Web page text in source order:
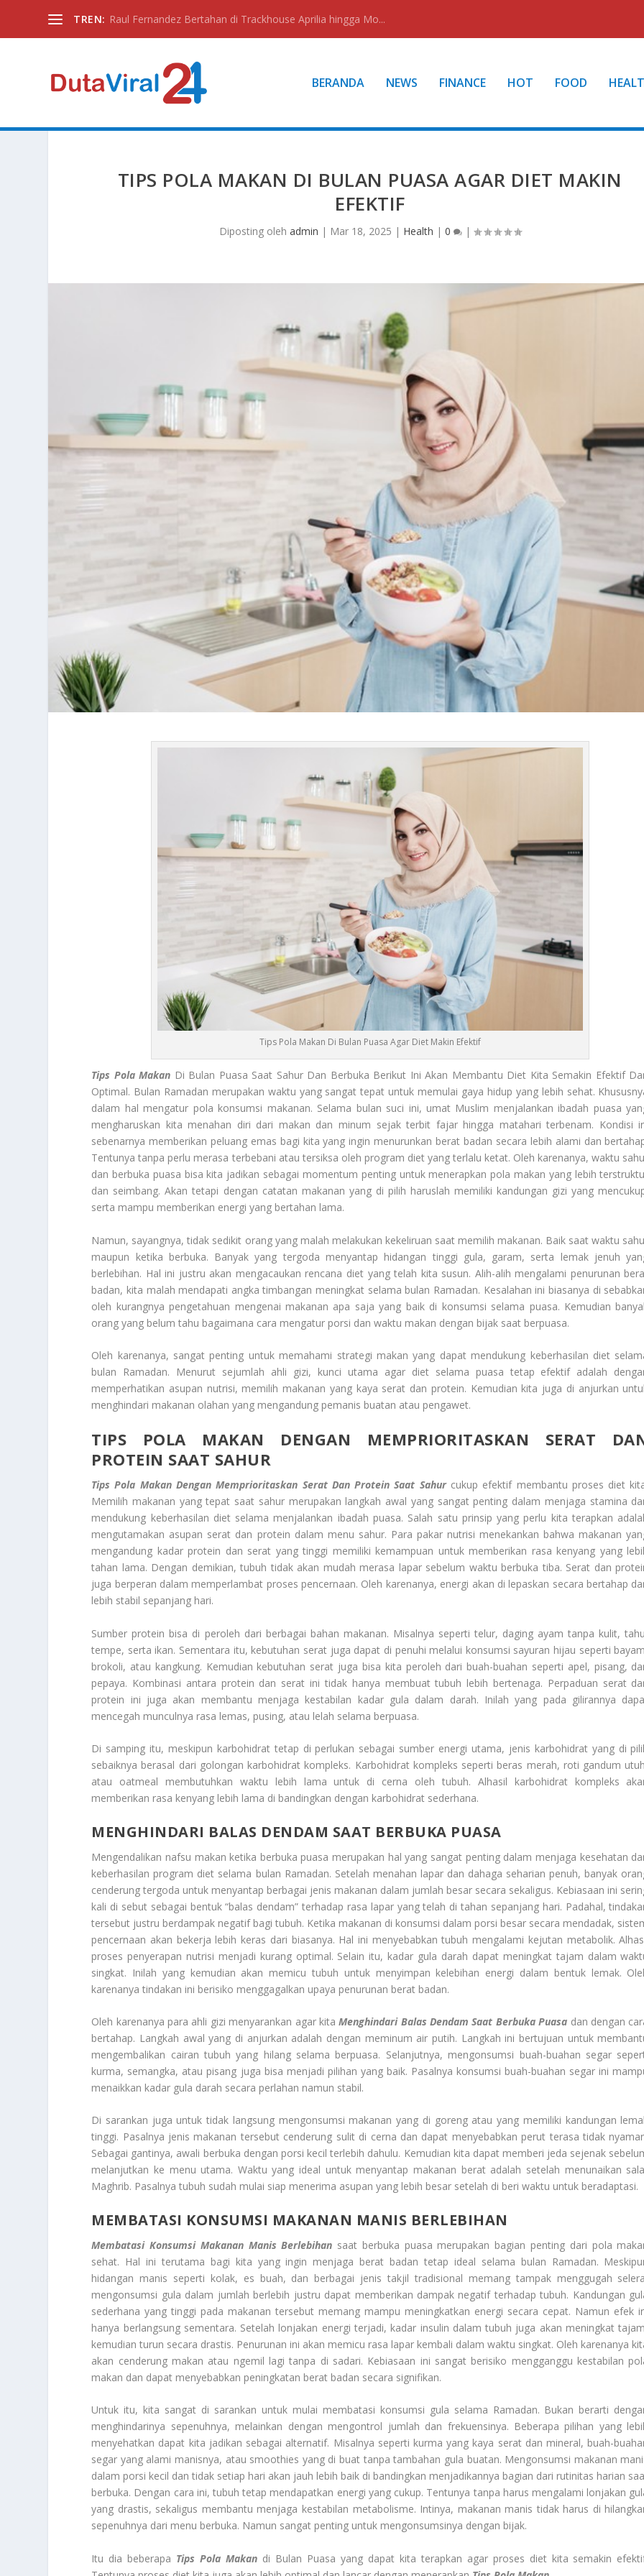
TREN: Raul Fernandez Bertahan di Trackhouse Aprilia hingga Mo...
BERANDA NEWS FINANCE HOT FOOD
TIPS POLA MAKAN DI BULAN PUASA AGAR DIET MAKIN
EFEKTIF
Diposting oleh admin | Mar 18, 2025 | Health | 0 |
Tips Pola Makan Di Bulan Puasa Agar Diet Makin Efektif
Tips Pola Makan Di Bulan Puasa Saat Sahur Dan Berbuka Berikut Ini Akan Membantu Diet Kita Semakin Efektif
Optimal. Bulan Ramadan merupakan waktu yang sangat tepat untuk memulai gaya hidup yang lebih sehat.
dalam hal mengatur pola konsumsi makanan. Selama bulan suci ini, umat Muslim menjalankan ibadah puasa
mengharuskan kita menahan diri dari makan dan minum sejak terbit fajar hingga matahari terbenam. Kondisi
sebenarnya memberikan peluang emas bagi kita yang ingin menurunkan berat badan secara lebih alami dan
Tentunya tanpa perlu merasa terbebani atau tersiksa oleh program diet yang terlalu ketat. Oleh karenanya, waktu
dan berbuka puasa bisa kita jadikan sebagai momentum penting untuk menerapkan pola makan yang lebih
dan seimbang. Akan tetapi dengan catatan makanan yang di pilih haruslah memiliki kandungan gizi yang
serta mampu memberikan energi yang bertahan lama.
Namun, sayangnya, tidak sedikit orang yang malah melakukan kekeliruan saat memilih makanan. Baik saat waktu
maupun ketika berbuka. Banyak yang tergoda menyantap hidangan tinggi gula, garam, serta lemak jenuh
berlebihan. Hal ini justru akan mengacaukan rencana diet yang telah kita susun. Alih-alih mengalami penurunan
badan, kita malah mendapati angka timbangan meningkat selama bulan Ramadan. Kesalahan ini biasanya di
oleh kurangnya pengetahuan mengenai makanan apa saja yang baik di konsumsi selama puasa. Kemudian
orang yang belum tahu bagaimana cara mengatur porsi dan waktu makan dengan bijak saat berpuasa.
Oleh karenanya, sangat penting untuk memahami strategi makan yang dapat mendukung keberhasilan diet
bulan Ramadan. Menurut sejumlah ahli gizi, kunci utama agar diet selama puasa tetap efektif adalah
memperhatikan asupan nutrisi, memilih makanan yang kaya serat dan protein. Kemudian kita juga di anjurkan
menghindari makanan olahan yang mengandung pemanis buatan atau pengawet.
TIPS POLA MAKAN DENGAN MEMPRIORITASKAN SERAT
PROTEIN SAAT SAHUR
Tips Pola Makan Dengan Memprioritaskan Serat Dan Protein Saat Sahurcukup efektif membantu proses diet
Memilih makanan yang tepat saat sahur merupakan langkah awal yang sangat penting dalam menjaga stamina
mendukung keberhasilan diet selama menjalankan ibadah puasa. Salah satu prinsip yang perlu kita terapkan
mengutamakan asupan serat dan protein dalam menu sahur. Para pakar nutrisi menekankan bahwa makanan
mengandung kadar protein dan serat yang tinggi memiliki kemampuan untuk memberikan rasa kenyang yang
tahan lama. Dengan demikian, tubuh tidak akan mudah merasa lapar sebelum waktu berbuka tiba. Serat dan
juga berperan dalam memperlambat proses pencernaan. Oleh karenanya, energi akan di lepaskan secara bertahap
lebih stabil sepanjang hari.
Sumber protein bisa di peroleh dari berbagai bahan makanan. Misalnya seperti telur, daging ayam tanpa kulit,
tempe, serta ikan. Sementara itu, kebutuhan serat juga dapat di penuhi melalui konsumsi sayuran hijau seperti
brokoli, atau kangkung. Kemudian kebutuhan serat juga bisa kita peroleh dari buah-buahan seperti apel, pisang,
pepaya. Kombinasi antara protein dan serat ini tidak hanya membuat tubuh lebih bertenaga. Perpaduan serat
protein ini juga akan membantu menjaga kestabilan kadar gula dalam darah. Inilah yang pada gilirannya
mencegah munculnya rasa lemas, pusing, atau lelah selama berpuasa.
Di samping itu, meskipun karbohidrat tetap di perlukan sebagai sumber energi utama, jenis karbohidrat yang di
sebaiknya berasal dari golongan karbohidrat kompleks. Karbohidrat kompleks seperti beras merah, roti gandum
atau oatmeal membutuhkan waktu lebih lama untuk di cerna oleh tubuh. Alhasil karbohidrat kompleks
memberikan rasa kenyang lebih lama di bandingkan dengan karbohidrat sederhana.
MENGHINDARI BALAS DENDAM SAAT BERBUKA PUASA
Mengendalikan nafsu makan ketika berbuka puasa merupakan hal yang sangat penting dalam menjaga kesehatan
keberhasilan program diet selama bulan Ramadan. Setelah menahan lapar dan dahaga seharian penuh, banyak
cenderung tergoda untuk menyantap berbagai jenis makanan dalam jumlah besar secara sekaligus. Kebiasaan ini
kali di sebut sebagai bentuk “balas dendam” terhadap rasa lapar yang telah di tahan sepanjang hari. Padahal,
tersebut justru berdampak negatif bagi tubuh. Ketika makanan di konsumsi dalam porsi besar secara mendadak,
pencernaan akan bekerja lebih keras dari biasanya. Hal ini menyebabkan tubuh mengalami kejutan metabolik.
proses penyerapan nutrisi menjadi kurang optimal. Selain itu, kadar gula darah dapat meningkat tajam dalam
singkat. Inilah yang kemudian akan memicu tubuh untuk menyimpan kelebihan energi dalam bentuk lemak.
karenanya tindakan ini berisiko menggagalkan upaya penurunan berat badan.
Oleh karenanya para ahli gizi menyarankan agar kitaMenghindari Balas Dendam Saat Berbuka Puasa dan dengan
bertahap. Langkah awal yang di anjurkan adalah dengan meminum air putih. Langkah ini bertujuan untuk
mengembalikan cairan tubuh yang hilang selama berpuasa. Selanjutnya, mengonsumsi buah-buahan segar
kurma, semangka, atau pisang juga bisa menjadi pilihan yang baik. Pasalnya konsumsi buah-buahan segar ini
menaikkan kadar gula darah secara perlahan namun stabil.
Di sarankan juga untuk tidak langsung mengonsumsi makanan yang di goreng atau yang memiliki kandungan
tinggi. Pasalnya jenis makanan tersebut cenderung sulit di cerna dan dapat menyebabkan perut terasa tidak
Sebagai gantinya, awali berbuka dengan porsi kecil terlebih dahulu. Kemudian kita dapat memberi jeda sejenak
melanjutkan ke menu utama. Waktu yang ideal untuk menyantap makanan berat adalah setelah menunaikan
Maghrib. Pasalnya tubuh sudah mulai siap menerima asupan yang lebih besar setelah di beri waktu untuk beradaptasi.
MEMBATASI KONSUMSI MAKANAN MANIS BERLEBIHAN
Membatasi Konsumsi Makanan Manis Berlebihan saat berbuka puasa merupakan bagian penting dari pola
sehat. Hal ini terutama bagi kita yang ingin menjaga berat badan tetap ideal selama bulan Ramadan.
hidangan manis seperti kolak, es buah, dan berbagai jenis takjil tradisional memang tampak menggugah
mengonsumsi gula dalam jumlah berlebih justru dapat memberikan dampak negatif terhadap tubuh. Kandungan
sederhana yang tinggi pada makanan tersebut memang mampu meningkatkan energi secara cepat. Namun efek
hanya berlangsung sementara. Setelah lonjakan energi terjadi, kadar insulin dalam tubuh juga akan meningkat
kemudian turun secara drastis. Penurunan ini akan memicu rasa lapar kembali dalam waktu singkat. Oleh karenanya
akan cenderung makan atau ngemil lagi tanpa di sadari. Kebiasaan ini sangat berisiko mengganggu kestabilan
makan dan dapat menyebabkan peningkatan berat badan secara signifikan.
Untuk itu, kita sangat di sarankan untuk mulai membatasi konsumsi gula selama Ramadan. Bukan berarti
menghindarinya sepenuhnya, melainkan dengan mengontrol jumlah dan frekuensinya. Beberapa pilihan yang
menyehatkan dapat kita jadikan sebagai alternatif. Misalnya seperti kurma yang kaya serat dan mineral, buah-
segar yang alami manisnya, atau smoothies yang di buat tanpa tambahan gula buatan. Mengonsumsi makanan
dalam porsi kecil dan tidak setiap hari akan jauh lebih baik di bandingkan menjadikannya bagian dari rutinitas harian
berbuka. Dengan cara ini, tubuh tetap mendapatkan energi yang cukup. Tentunya tanpa harus mengalami lonjakan
yang drastis, sekaligus membantu menjaga kestabilan metabolisme. Intinya, makanan manis tidak harus di
sepenuhnya dari menu berbuka. Namun sangat penting untuk mengonsumsinya dengan bijak.
Itu dia beberapa Tips Pola Makan di Bulan Puasa yang dapat kita terapkan agar proses diet kita semakin